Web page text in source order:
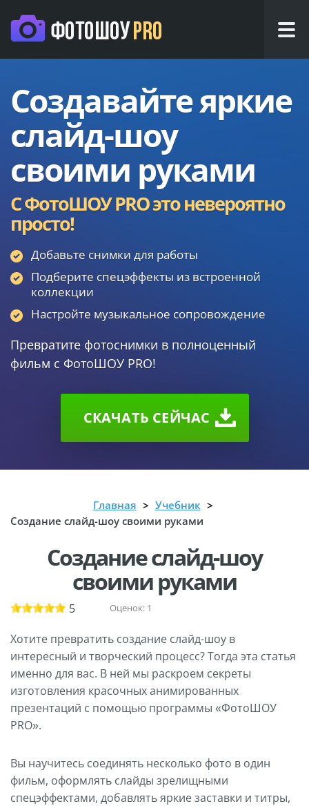
Создавайте яркие
слайд-шоу
своими руками
С ФотоШОУ PRO это невероятно
просто!
Добавьте снимки для работы
Подберите спецэффекты из встроенной
коллекции
Настройте музыкальное сопровождение
Превратите фотоснимки в полноценный
фильм с ФотоШОУ PRO!
СКАЧАТЬ CEЙЧАС
Главная
Учебник
Создание слайд-шоу своими руками
Создание слайд-шоу
своими руками
5 Оценок: 1
Хотите превратить создание слайд-шоу в
интересный и творческий процесс? Тогда эта статья
именно для вас. В ней мы раскроем секреты
изготовления красочных анимированных
презентаций с помощью программы «ФотоШОУ
PRO».
Вы научитесь соединять несколько фото в один
фильм, оформлять слайды зрелищными
спецэффектами, добавлять яркие заставки и титры,